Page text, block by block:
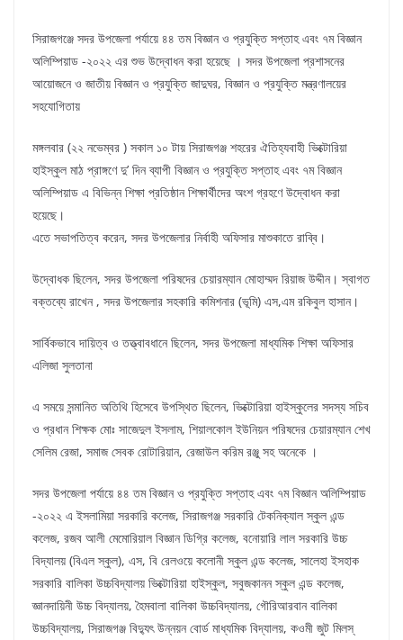
সিরাজগঞ্জে সদর উপজেলা পর্যায়ে ৪৪ তম বিজ্ঞান ও প্রযুক্তি সপ্তাহ এবং ৭ম বিজ্ঞান
অলিম্পিয়াড -২০২২ এর শুভ উদ্বোধন করা হয়েছে । সদর উপজেলা প্রশাসনের
আয়োজনে ও জাতীয় বিজ্ঞান ও প্রযুক্তি জাদুঘর, বিজ্ঞান ও প্রযুক্তি মন্ত্রণালয়ের
সহযোগিতায়
মঙ্গলবার (২২ নভেম্বর ) সকাল ১০ টায় সিরাজগঞ্জ শহরের ঐতিহ্যবাহী ভিক্টোরিয়া
হাইস্কুল মাঠ প্রাঙ্গণে দু’ দিন ব্যাপী বিজ্ঞান ও প্রযুক্তি সপ্তাহ এবং ৭ম বিজ্ঞান
অলিম্পিয়াড এ বিভিন্ন শিক্ষা প্রতিষ্ঠান শিক্ষার্থীদের অংশ গ্রহণে উদ্বোধন করা
হয়েছে।
এতে সভাপতিত্ব করেন, সদর উপজেলার নির্বাহী অফিসার মাশুকাতে রাব্বি।
উদ্বোধক ছিলেন, সদর উপজেলা পরিষদের চেয়ারম্যান মোহাম্মদ রিয়াজ উদ্দীন। স্বাগত
বক্তব্যে রাখেন , সদর উপজেলার সহকারি কমিশনার (ভূমি) এস,এম রকিবুল হাসান।
সার্বিকভাবে দায়িত্ব ও তত্ত্বাবধানে ছিলেন, সদর উপজেলা মাধ্যমিক শিক্ষা অফিসার
এলিজা সুলতানা
এ সময়ে সন্মানিত অতিথি হিসেবে উপস্থিত ছিলেন, ভিক্টোরিয়া হাইস্কুলের সদস্য সচিব
ও প্রধান শিক্ষক মোঃ সাজেদুল ইসলাম, শিয়ালকোল ইউনিয়ন পরিষদের চেয়ারম্যান শেখ
সেলিম রেজা, সমাজ সেবক রোটারিয়ান, রেজাউল করিম রঞ্জু সহ অনেকে ।
সদর উপজেলা পর্যায়ে ৪৪ তম বিজ্ঞান ও প্রযুক্তি সপ্তাহ এবং ৭ম বিজ্ঞান অলিম্পিয়াড
-২০২২ এ ইসলামিয়া সরকারি কলেজ, সিরাজগঞ্জ সরকারি টেকনিক্যাল স্কুল এন্ড
কলেজ, রজব আলী মেমোরিয়াল বিজ্ঞান ডিগ্রি কলেজ, বনোয়ারি লাল সরকারি উচ্চ
বিদ্যালয় (বিএল স্কুল), এস, বি রেলওয়ে কলোনী স্কুল এন্ড কলেজ, সালেহা ইসহাক
সরকারি বালিকা উচ্চবিদ্যালয় ভিক্টোরিয়া হাইস্কুল, সবুজকানন স্কুল এন্ড কলেজ,
জ্ঞানদায়িনী উচ্চ বিদ্যালয়, হৈমবালা বালিকা উচ্চবিদ্যালয়, গৌরিআরবান বালিকা
উচ্চবিদ্যালয়, সিরাজগঞ্জ বিদ্যুৎ উন্নয়ন বোর্ড মাধ্যমিক বিদ্যালয়, কওমী জুট মিলস্